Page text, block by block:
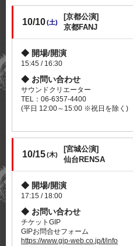
10/10(土)
[京都公演]
京都FANJ
開場/開演
15:45 / 16:30
お問い合わせ
サウンドクリエーター
TEL：06-6357-4400
(平日 12:00～15:00 ※祝日を除く)
10/15(木)
[宮城公演]
仙台RENSA
開場/開演
17:15 / 18:00
お問い合わせ
チケットGIP
GIPお問合せフォーム
https://www.gip-web.co.jp/t/info